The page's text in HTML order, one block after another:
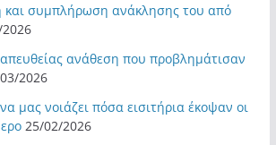
συμπλήρωση ανάκλησης του από
ανάθεση που προβλημάτισαν
2026
μας νοιάζει πόσα εισιτήρια έκοψαν οι
25/02/2026